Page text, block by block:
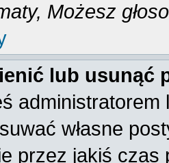
Możesz
lub usunąć
własne
przez jakiś